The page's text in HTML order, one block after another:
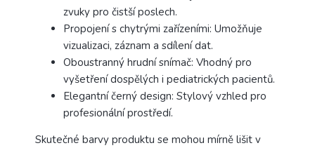
zvuky pro čistší poslech.​
Propojení s chytrými zařízeními: Umožňuje
vizualizaci, záznam a sdílení dat.​
Oboustranný hrudní snímač: Vhodný pro
vyšetření dospělých i pediatrických pacientů.​
Elegantní černý design: Stylový vzhled pro
profesionální prostředí.
Skutečné barvy produktu se mohou mírně lišit v